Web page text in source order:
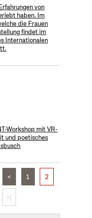
von
haben. Im
die Frauen
findet im
Internationalen
Workshop mit VR-
und poetisches
< 1 2
>|